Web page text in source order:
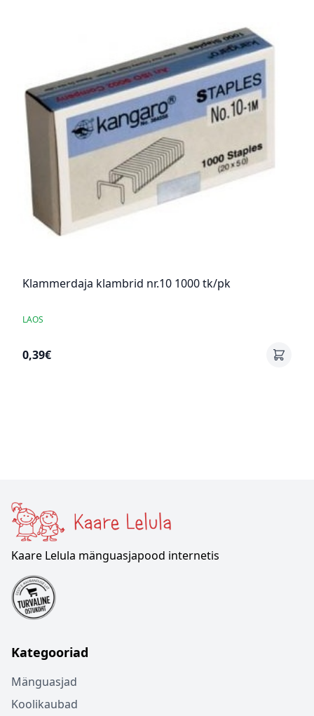
Klammerdaja klambrid nr.10 1000 tk/pk
LAOS
0,39€
Kaare Lelula mänguasjapood internetis
Kategooriad
Mänguasjad
Koolikaubad